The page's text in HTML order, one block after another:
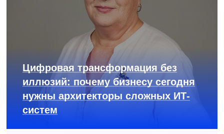
Цифровая трансформация без
иллюзий: почему бизнесу сегодня
нужны архитекторы сложных ИТ-
систем